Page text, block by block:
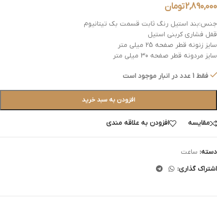
2,890,000تومان
جنس:بند استیل رنگ ثابت قسمت بک تیتانیوم
قفل فشاری کربنی استیل
سایز زنونه قطر صفحه 25 میلی متر
سایز مردونه قطر صفحه 30 میلی متر
فقط 1 عدد در انبار موجود است
افزودن به سبد خرید
مقایسه افزودن به علاقه مندی
دسته: ساعت
اشتراک گذاری: